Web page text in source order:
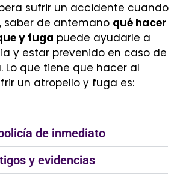
sufrir un accidente cuando
saber de antemano qué hacer
y fuga puede ayudarle a
y estar prevenido en caso de
Lo que tiene que hacer al
un atropello y fuga es:
de inmediato
y evidencias